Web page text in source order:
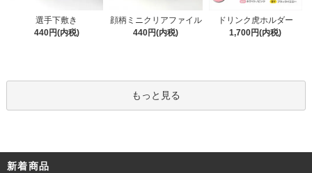
選手下敷き
440円(内税)
顔柄ミニクリアファイル
440円(内税)
ドリンク虎ホルダー
1,700円(内税)
もっと見る
新着商品